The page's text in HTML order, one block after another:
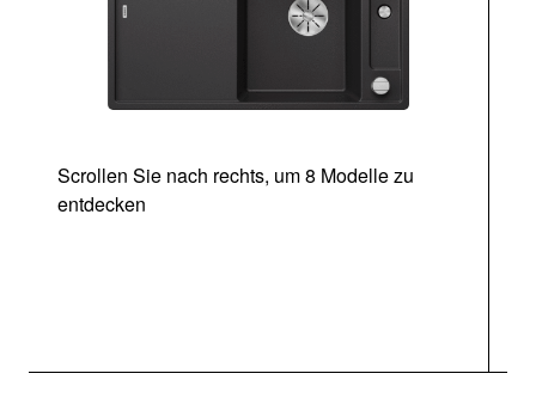
Scrollen Sie nach rechts, um 8 Modelle zu
entdecken